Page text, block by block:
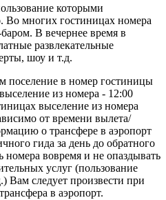
которыми
Во многих гостиницах номера
В вечернее время в
развлекательные
шоу и т.д.
в номер гостиницы
из номера - 12:00
выселение из номера
от времени вылета/
о трансфере в аэропорт
гида за день до обратного
номера вовремя и не опаздывать
услуг (пользование
Вам следует произвести при
в аэропорт.